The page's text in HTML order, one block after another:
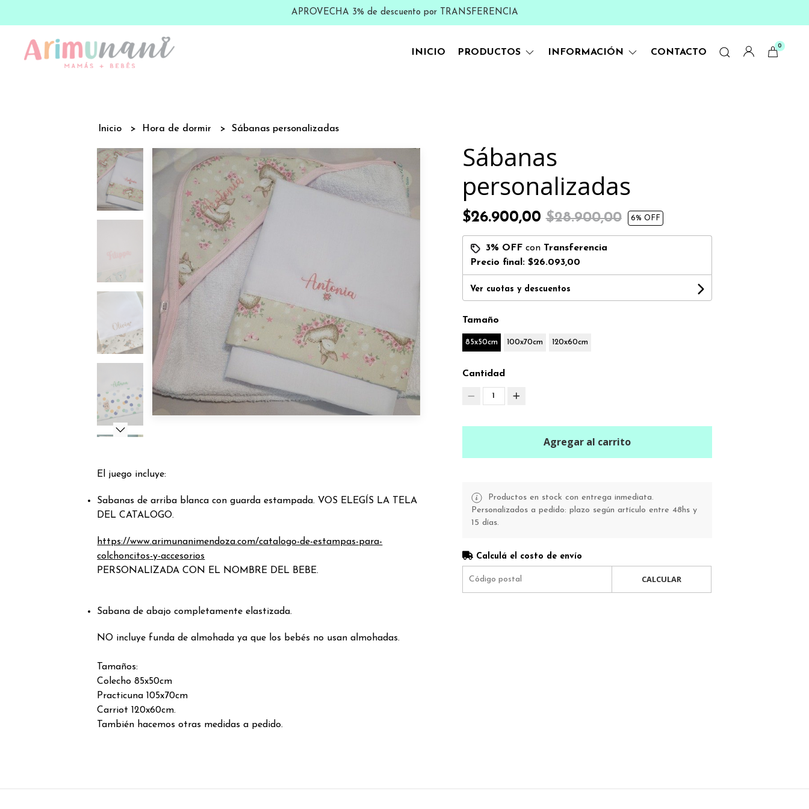
APROVECHA 3% de descuento por TRANSFERENCIA
INICIO PRODUCTOS INFORMACIÓN CONTACTO
0
Inicio Hora de dormir Sábanas personalizadas
El juego incluye:
Sabanas de arriba blanca con guarda estampada. VOS ELEGÍS LA TELA
DEL CATALOGO.
https://www.arimunanimendoza.com/catalogo-de-estampas-para-
colchoncitos-y-accesorios
PERSONALIZADA CON EL NOMBRE DEL BEBE.
Sabana de abajo completamente elastizada.
NO incluye funda de almohada ya que los bebés no usan almohadas.
Tamaños:
Colecho 85x50cm
Practicuna 105x70cm
Carriot 120x60cm.
También hacemos otras medidas a pedido.
Sábanas
personalizadas
$26.900,00$28.900,00 6% OFF
3% OFFcon Transferencia
Precio final: $26.093,00
Ver cuotas y descuentos
Tamaño
85x50cm 100x70cm 120x60cm
Cantidad
1
Agregar al carrito
Productos en stock con entrega inmediata.
Personalizados a pedido: plazo según artículo entre 48hs y
15 días.
Calculá el costo de envío
CALCULAR